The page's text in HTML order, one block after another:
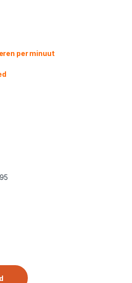
per minuut
met 6th SENSE en